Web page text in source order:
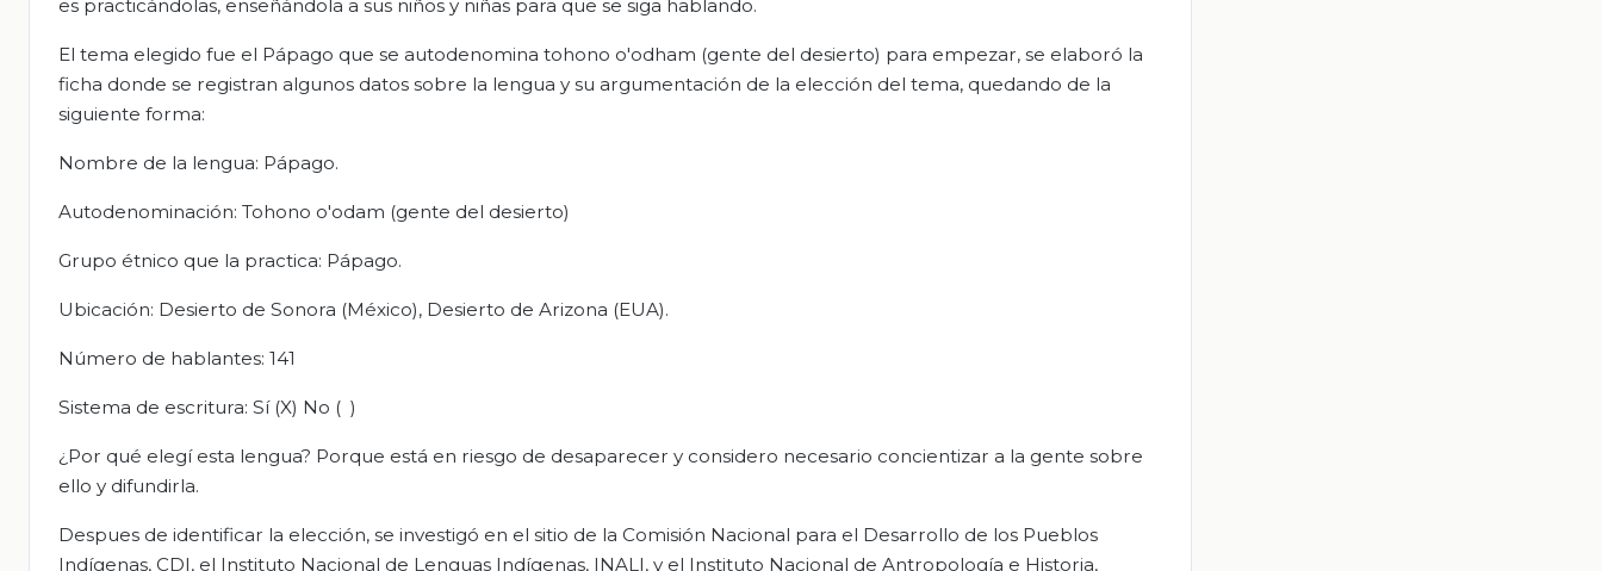
es practicándolas, enseñándola a sus niños y niñas para que se siga hablando.
El tema elegido fue el Pápago que se autodenomina tohono o'odham (gente del desierto) para empezar, se elaboró la
ficha donde se registran algunos datos sobre la lengua y su argumentación de la elección del tema, quedando de la
siguiente forma:
Nombre de la lengua: Pápago.
Autodenominación: Tohono o'odam (gente del desierto)
Grupo étnico que la practica: Pápago.
Ubicación: Desierto de Sonora (México), Desierto de Arizona (EUA).
Número de hablantes: 141
Sistema de escritura: Sí (X) No ( )
¿Por qué elegí esta lengua? Porque está en riesgo de desaparecer y considero necesario concientizar a la gente sobre
ello y difundirla.
Despues de identificar la elección, se investigó en el sitio de la Comisión Nacional para el Desarrollo de los Pueblos
Indígenas, CDI, el Instituto Nacional de Lenguas Indígenas, INALI, y el Instituto Nacional de Antropología e Historia,